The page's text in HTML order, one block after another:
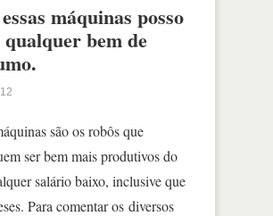
máquinas posso
bem de
são os robôs que
ser bem mais produtivos do
salário baixo, inclusive que
Para comentar os diversos